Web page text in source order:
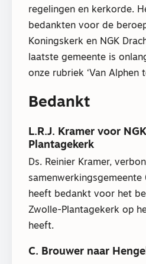
regelingen en kerkorde.
bedankten voor de
Koningskerk en NGK
laatste gemeente is
onze rubriek ‘Van Alphen
Bedankt
L.R.J. Kramer voor
Plantagekerk
Ds. Reinier Kramer,
samenwerkingsgemeente
heeft bedankt voor het
Zwolle-Plantagekerk op
heeft.
C. Brouwer naar